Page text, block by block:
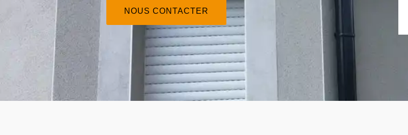
NOUS CONTACTER